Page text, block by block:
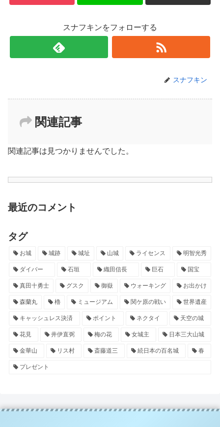
スナフキンをフォローする
スナフキン
関連記事
関連記事は見つかりませんでした。
最近のコメント
タグ
お城 城跡 城址 山城 ライセンス 明智光秀
ダイバー 石垣 織田信長 巨石 国宝
真田十勇士 グスク 御嶽 ウォーキング お出かけ
森蘭丸 櫓 ミュージアム 関ケ原の戦い 世界遺産
キャッシュレス決済 ポイント ネクタイ 天空の城
花見 井伊直弼 梅の花 女城主 日本三大山城
金華山 リス村 斎藤道三 続日本の百名城 春
プレゼント